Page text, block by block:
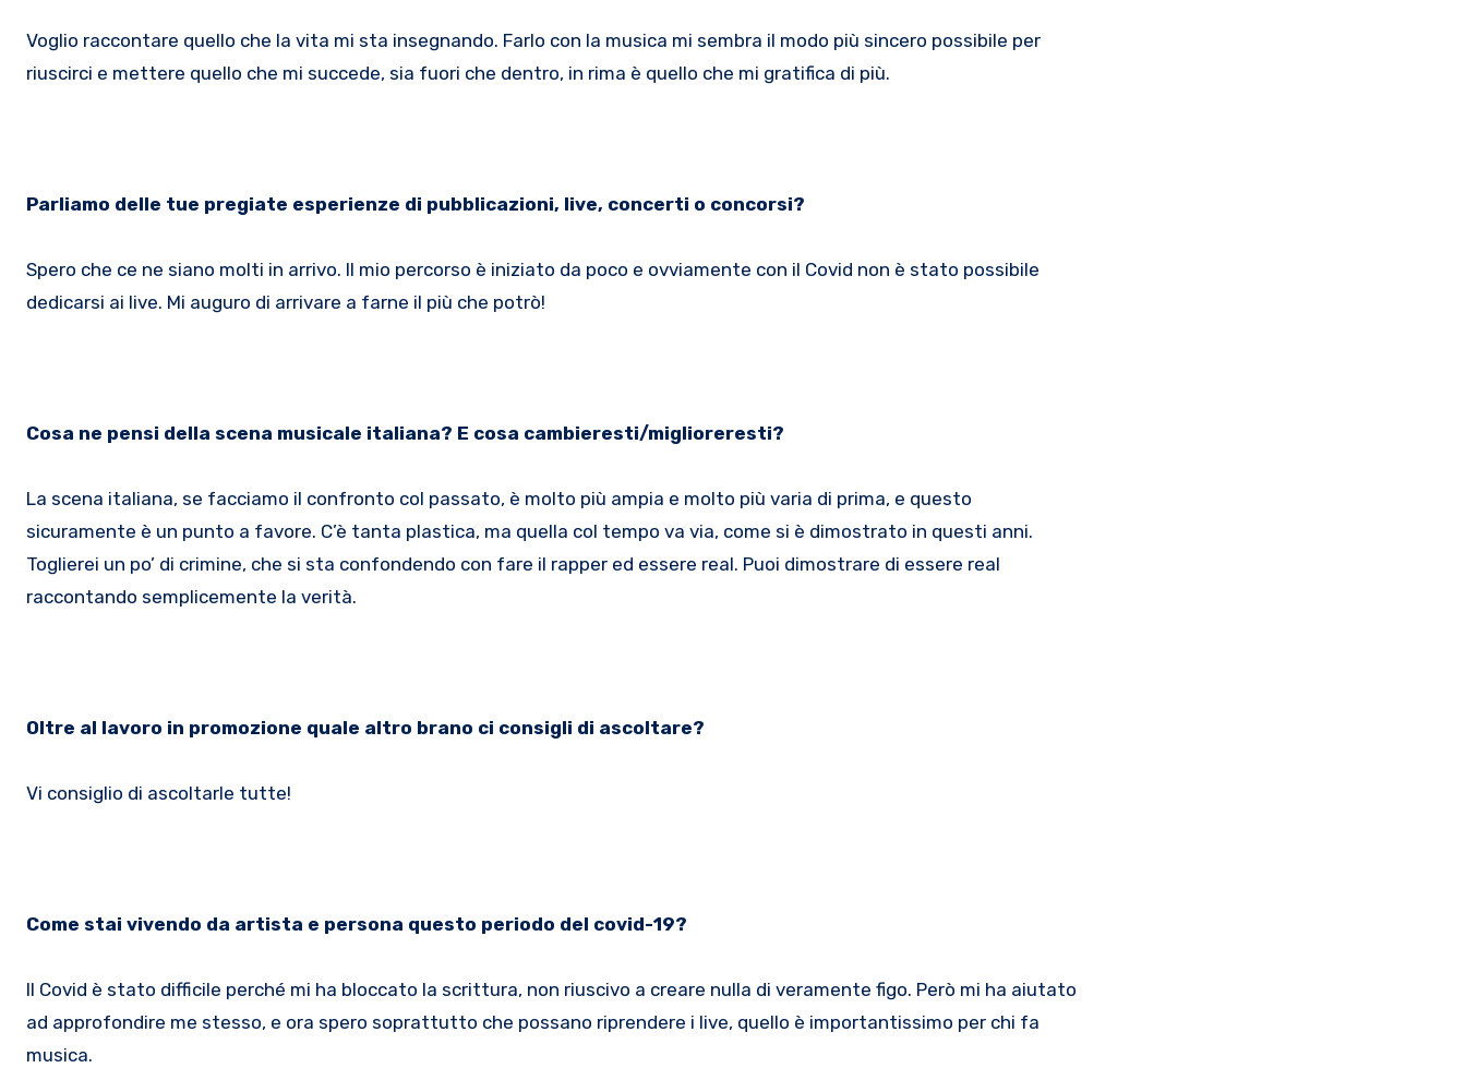
Voglio raccontare quello che la vita mi sta insegnando. Farlo con la musica mi sembra il modo più sincero possibile per
riuscirci e mettere quello che mi succede, sia fuori che dentro, in rima è quello che mi gratifica di più.
Parliamo delle tue pregiate esperienze di pubblicazioni, live, concerti o concorsi?
Spero che ce ne siano molti in arrivo. Il mio percorso è iniziato da poco e ovviamente con il Covid non è stato possibile
dedicarsi ai live. Mi auguro di arrivare a farne il più che potrò!
Cosa ne pensi della scena musicale italiana? E cosa cambieresti/miglioreresti?
La scena italiana, se facciamo il confronto col passato, è molto più ampia e molto più varia di prima, e questo
sicuramente è un punto a favore. C’è tanta plastica, ma quella col tempo va via, come si è dimostrato in questi anni.
Toglierei un po’ di crimine, che si sta confondendo con fare il rapper ed essere real. Puoi dimostrare di essere real
raccontando semplicemente la verità.
Oltre al lavoro in promozione quale altro brano ci consigli di ascoltare?
Vi consiglio di ascoltarle tutte!
Come stai vivendo da artista e persona questo periodo del covid-19?
Il Covid è stato difficile perché mi ha bloccato la scrittura, non riuscivo a creare nulla di veramente figo. Però mi ha aiutato
ad approfondire me stesso, e ora spero soprattutto che possano riprendere i live, quello è importantissimo per chi fa
musica.